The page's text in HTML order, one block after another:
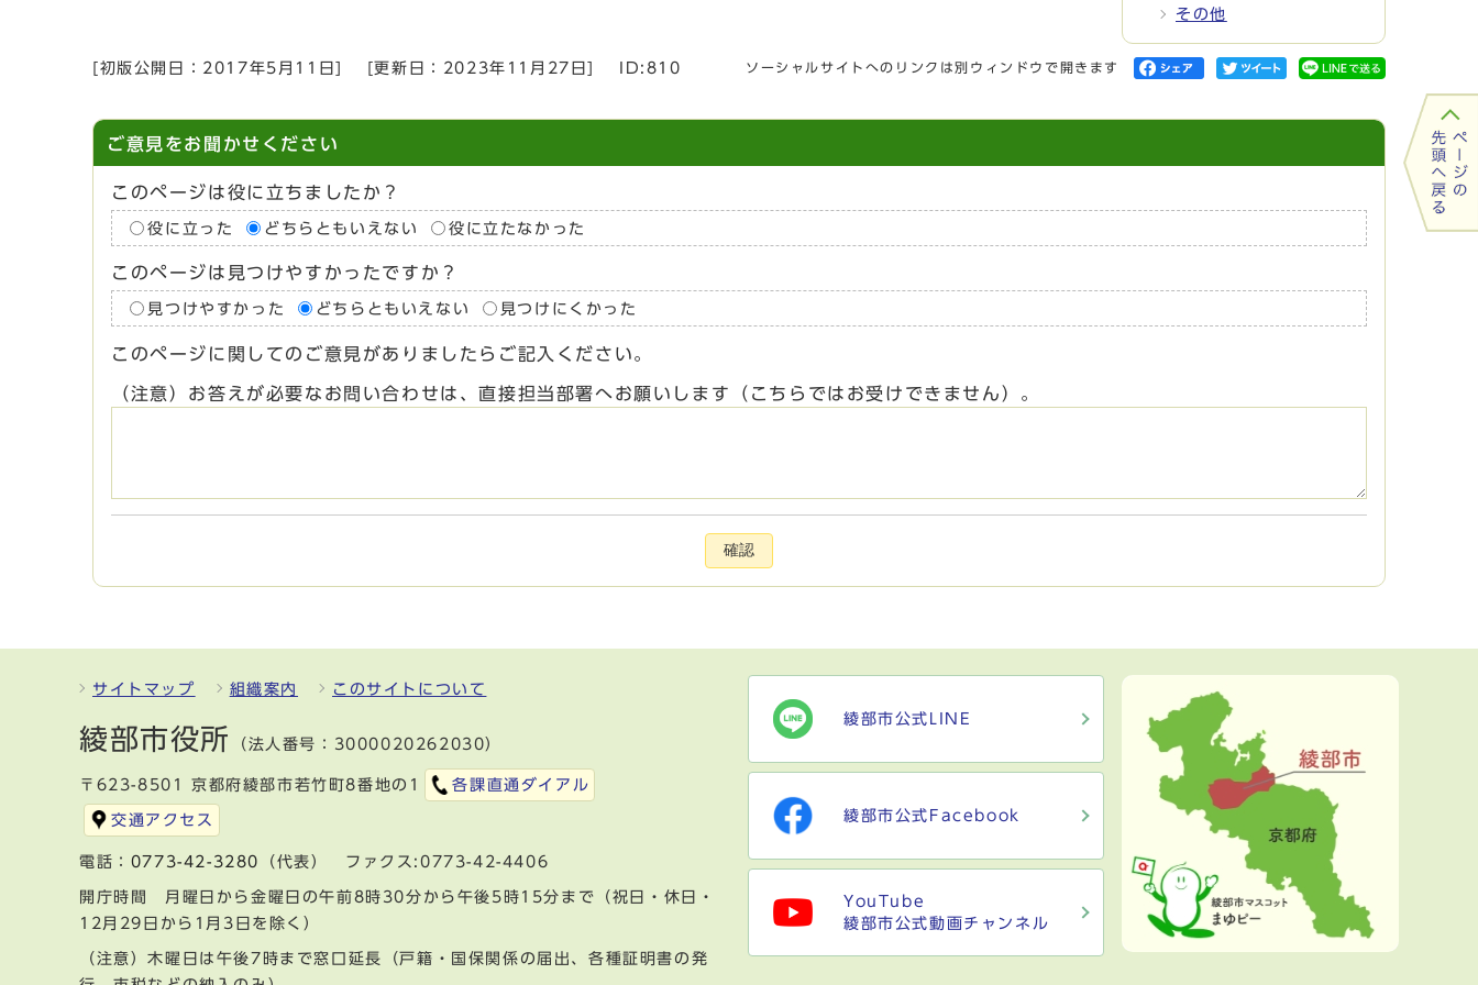
その他
[初版公開日： 2017年5月11日 [更新日： 2023年11月27日 ID:810 ソーシャルサイトへのリンクは別ウィンドウで開きます
ご意見をお聞かせください
このページは役に立ちましたか？
役に立った どちらともいえない 役に立たなかった
このページは見つけやすかったですか？
見つけやすかった どちらともいえない 見つけにくかった
このページに関してのご意見がありましたらご記入ください。
（注意）お答えが必要なお問い合わせは、直接担当部署へお願いします（こちらではお受けできません）。
確認
サイトマップ 組織案内 このサイトについて
綾部市役所 （法人番号：3000020262030）
〒623-8501 京都府綾部市若竹町8番地の1 各課直通ダイアル
交通アクセス
電話： 0773-42-3280 （代表） ファクス:0773-42-4406
開庁時間 月曜日から金曜日の午前8時30分から午後5時15分まで（祝日・休日・
12月29日から1月3日を除く）
（注意）木曜日は午後7時まで窓口延長（戸籍・国保関係の届出、各種証明書の発
綾部市公式LINE
綾部市公式Facebook
YouTube
綾部市公式動画チャンネル